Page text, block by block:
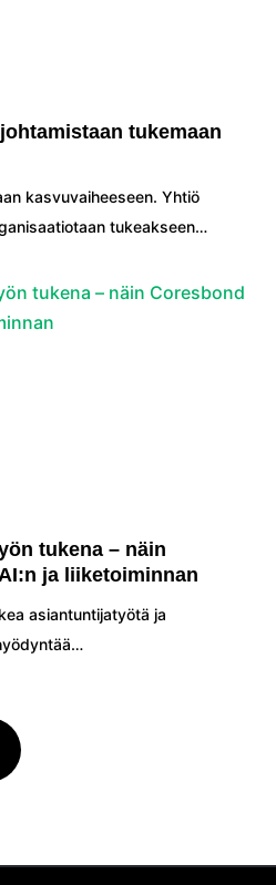
tukemaan
kasvuvaiheeseen. Yhtiö
tukeakseen…
tukena – näin
ja liiketoiminnan
asiantuntijatyötä ja